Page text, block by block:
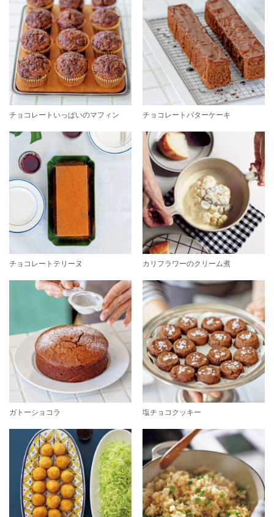
チョコレートいっぱいのマフィン チョコレートバターケーキ
チョコレートテリーヌ カリフラワーのクリーム煮
ガトーショコラ 塩チョコクッキー